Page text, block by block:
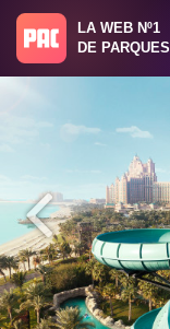
LA WEB Nº1
DE PARQUES